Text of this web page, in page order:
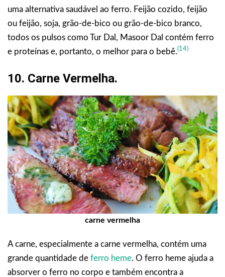
uma alternativa saudável ao ferro. Feijão cozido, feijão
ou feijão, soja, grão-de-bico ou grão-de-bico branco,
todos os pulsos como Tur Dal, Masoor Dal contém ferro
e proteínas e, portanto, o melhor para o bebê.(14)
10. Carne Vermelha.
carne vermelha
A carne, especialmente a carne vermelha, contém uma
grande quantidade de ferro heme. O ferro heme ajuda a
absorver o ferro no corpo e também encontra a